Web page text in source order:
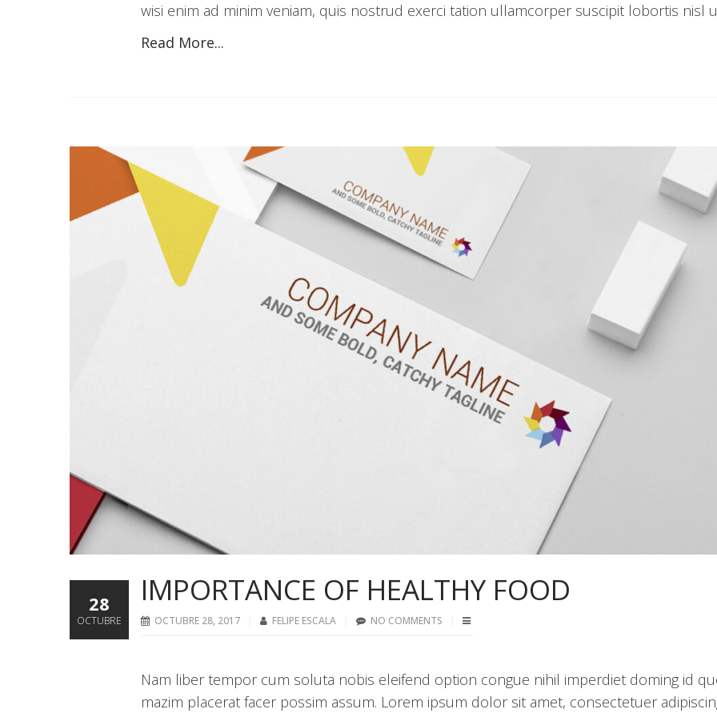
wisi enim ad minim veniam, quis nostrud exerci tation ullamcorper suscipit lobortis nisl
Read More...
IMPORTANCE OF HEALTHY FOOD
OCTUBRE 28, 2017 FELIPE ESCALA NO COMMENTS
Nam liber tempor cum soluta nobis eleifend option congue nihil imperdiet doming id
mazim placerat facer possim assum. Lorem ipsum dolor sit amet, consectetuer
28
OCTUBRE